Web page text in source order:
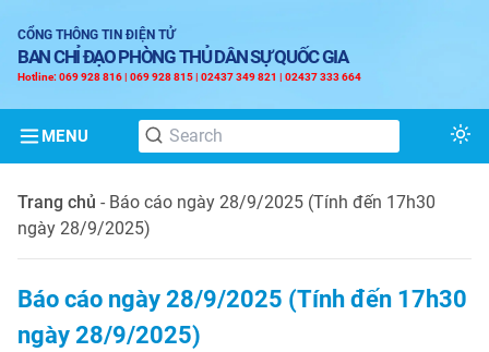
CỔNG THÔNG TIN ĐIỆN TỬ
BAN CHỈ ĐẠO PHÒNG THỦ DÂN SỰ QUỐC GIA
Hotline: 069 928 816 | 069 928 815 | 02437 349 821 | 02437 333 664
MENU
Trang chủ - Báo cáo ngày 28/9/2025 (Tính đến 17h30
ngày 28/9/2025)
Báo cáo ngày 28/9/2025 (Tính đến 17h30
ngày 28/9/2025)